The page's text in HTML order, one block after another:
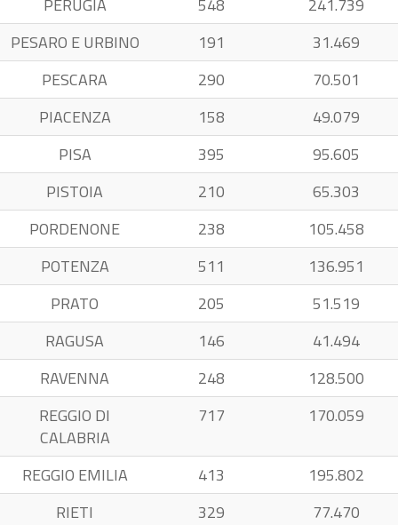
PERUGIA
548
241.739
PESARO E URBINO
191
31.469
PESCARA
290
70.501
PIACENZA
158
49.079
PISA
395
95.605
PISTOIA
210
65.303
PORDENONE
238
105.458
POTENZA
511
136.951
PRATO
205
51.519
RAGUSA
146
41.494
RAVENNA
248
128.500
REGGIO DI
CALABRIA
717 170.059
REGGIO EMILIA 413
195.802
RIETI
329
77.470